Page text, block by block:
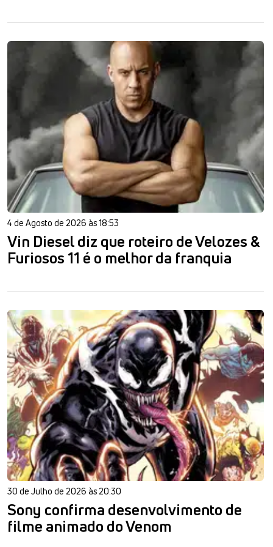
4 de Agosto de 2026 às 18:53
Vin Diesel diz que roteiro de Velozes &
Furiosos 11 é o melhor da franquia
30 de Julho de 2026 às 20:30
Sony confirma desenvolvimento de
filme animado do Venom